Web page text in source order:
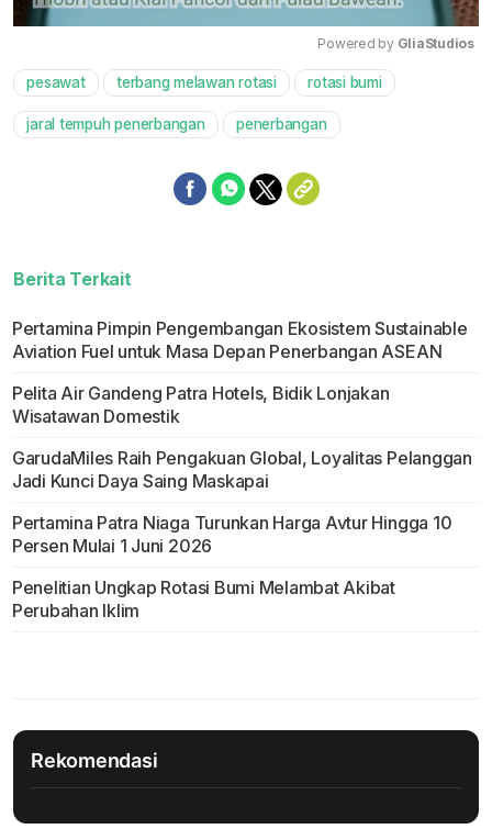
Powered by GliaStudios
pesawat terbang melawan rotasi rotasi bumi
jaral tempuh penerbangan penerbangan
Berita Terkait
Pertamina Pimpin Pengembangan Ekosistem Sustainable
Aviation Fuel untuk Masa Depan Penerbangan ASEAN
Pelita Air Gandeng Patra Hotels, Bidik Lonjakan
Wisatawan Domestik
GarudaMiles Raih Pengakuan Global, Loyalitas Pelanggan
Jadi Kunci Daya Saing Maskapai
Pertamina Patra Niaga Turunkan Harga Avtur Hingga 10
Persen Mulai 1 Juni 2026
Penelitian Ungkap Rotasi Bumi Melambat Akibat
Perubahan Iklim
Rekomendasi